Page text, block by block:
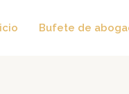
Bufete de